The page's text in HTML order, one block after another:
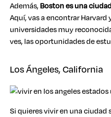
Además,Boston es una
Aquí, vas a encontrar Harvard
universidades muy
ves, las oportunidades de
Los Ángeles, California
Si quieres vivir en una ciudad